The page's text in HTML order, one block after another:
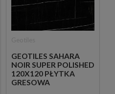
GEOTILES SAHARA
NOIR SUPER POLISHED
120X120 PŁYTKA
GRESOWA